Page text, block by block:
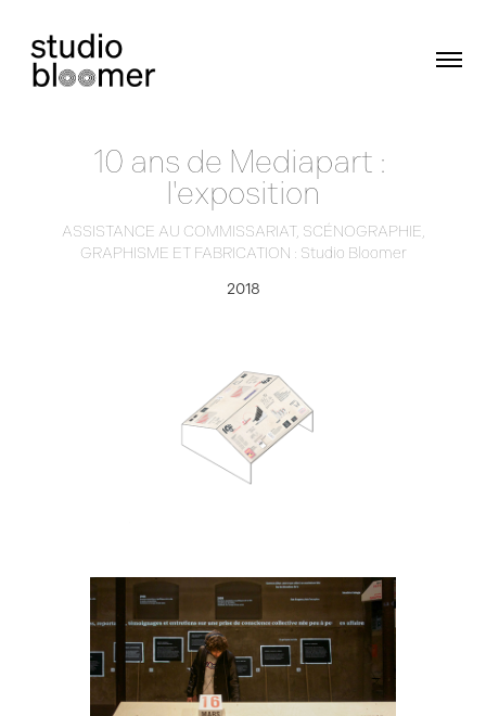
10 ans de Mediapart :
l'exposition
ASSISTANCE AU COMMISSARIAT, SCÉNOGRAPHIE,
GRAPHISME ET FABRICATION : Studio Bloomer
2018